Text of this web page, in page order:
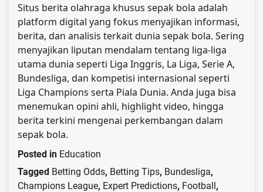
Situs berita olahraga khusus sepak bola adalah
platform digital yang fokus menyajikan informasi,
berita, dan analisis terkait dunia sepak bola. Sering
menyajikan liputan mendalam tentang liga-liga
utama dunia seperti Liga Inggris, La Liga, Serie A,
Bundesliga, dan kompetisi internasional seperti
Liga Champions serta Piala Dunia. Anda juga bisa
menemukan opini ahli, highlight video, hingga
berita terkini mengenai perkembangan dalam
sepak bola.
Posted in Education
Tagged Betting Odds, Betting Tips, Bundesliga,
Champions League, Expert Predictions, Football,